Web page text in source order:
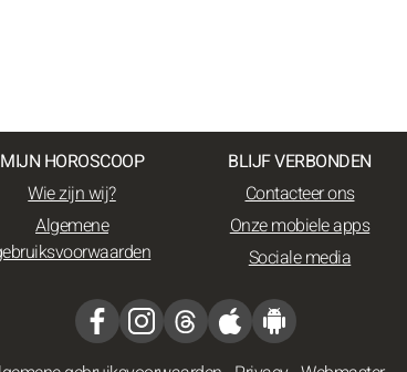
MIJN HOROSCOOP
Wie zijn wij?
Algemene
BLIJF VERBONDEN
Contacteer ons
Onze mobiele apps
Sociale media